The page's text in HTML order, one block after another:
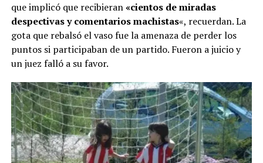
que implicó que recibieran«cientos de miradas
despectivas y comentarios machistas«, recuerdan. La
gota que rebalsó el vaso fue la amenaza de perder los
puntos si participaban de un partido. Fueron a juicio y
un juez falló a su favor.